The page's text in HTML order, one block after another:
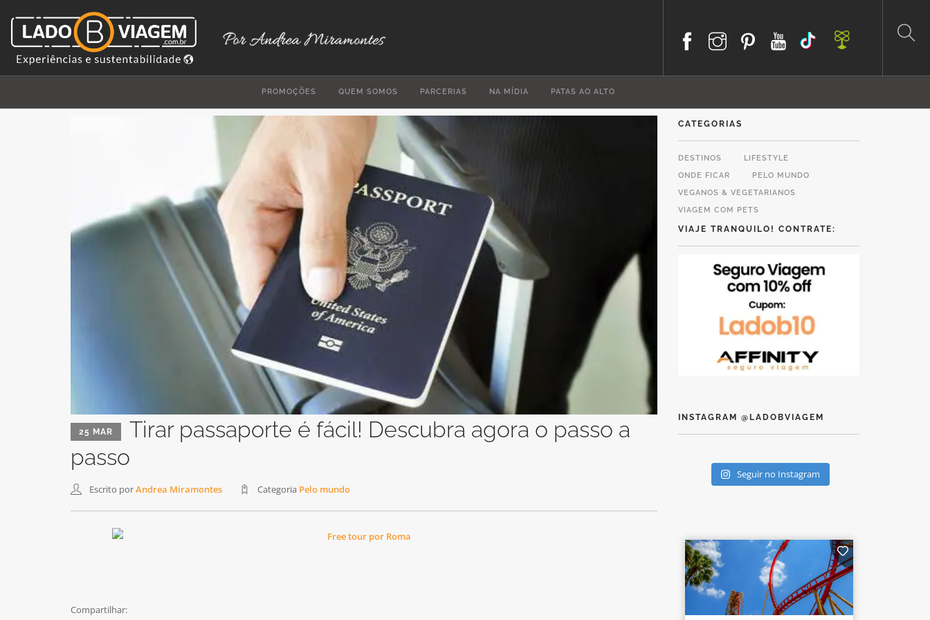
PROMOÇÕES QUEM SOMOS PARCERIAS NA MÍDIA PATAS AO ALTO
25 MAR
Tirar passaporte é fácil! Descubra agora o passo a
passo
Escrito porAndrea Miramontes Categoria Pelo mundo
Compartilhar:
CATEGORIAS
DESTINOS
LIFESTYLE
ONDE FICAR
PELO MUNDO
VEGANOS & VEGETARIANOS
VIAGEM COM PETS
VIAJE TRANQUILO! CONTRATE:
INSTAGRAM @LADOBVIAGEM
Seguir no Instagram